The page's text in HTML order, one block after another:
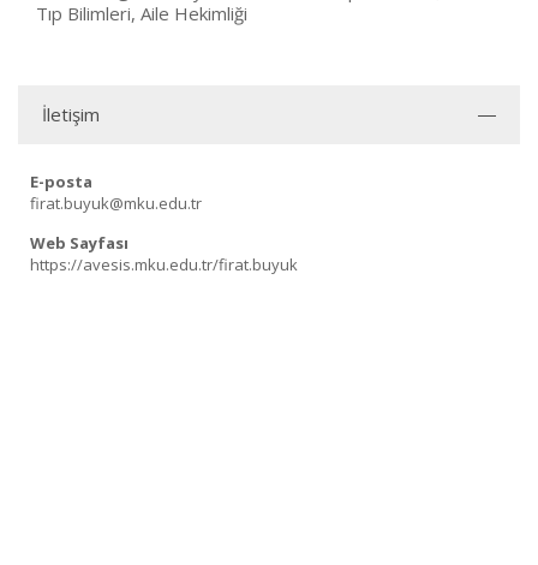
Tıp Bilimleri, Aile Hekimliği
İletişim
E-posta
firat.buyuk@mku.edu.tr
Web Sayfası
https://avesis.mku.edu.tr/firat.buyuk